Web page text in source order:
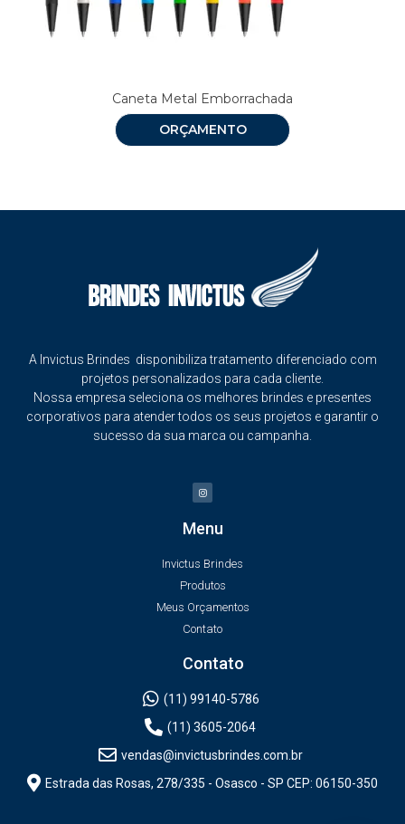
Caneta Metal Emborrachada
ORÇAMENTO
A Invictus Brindes disponibiliza tratamento diferenciado com
projetos personalizados para cada cliente.
Nossa empresa seleciona os melhores brindes e presentes
corporativos para atender todos os seus projetos e garantir o
sucesso da sua marca ou campanha.
Menu
Invictus Brindes
Produtos
Meus Orçamentos
Contato
Contato
(11) 99140-5786
(11) 3605-2064
vendas@invictusbrindes.com.br
Estrada das Rosas, 278/335 - Osasco - SP CEP: 06150-350